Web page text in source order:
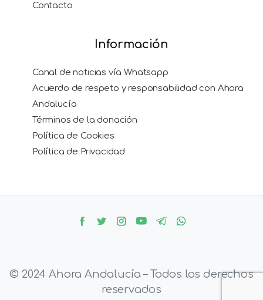
Contacto
Información
Canal de noticias vía Whatsapp
Acuerdo de respeto y responsabilidad con Ahora
Andalucía
Términos de la donación
Política de Cookies
Política de Privacidad
© 2024 Ahora Andalucía – Todos los derechos
reservados